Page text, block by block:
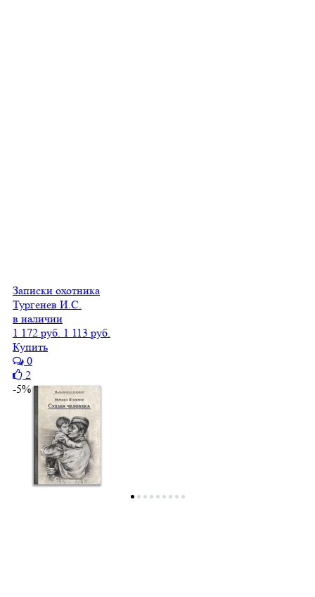
Записки охотника
Тургенев И.С.
в наличии
1 172 руб. 1 113 руб.
Купить
0
2
-5%